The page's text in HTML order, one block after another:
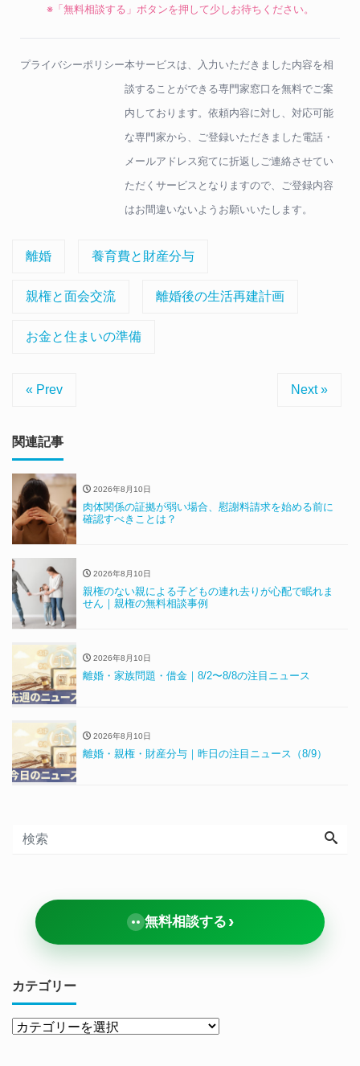
※「無料相談する」ボタンを押して少しお待ちください。
プライバシーポリシー本サービスは、入力いただきました内容を相
談することができる専門家窓口を無料でご案
内しております。依頼内容に対し、対応可能
な専門家から、ご登録いただきました電話・
メールアドレス宛てに折返しご連絡させてい
ただくサービスとなりますので、ご登録内容
はお間違いないようお願いいたします。
離婚 養育費と財産分与
親権と面会交流 離婚後の生活再建計画
お金と住まいの準備
« Prev Next »
関連記事
2026年8月10日
肉体関係の証拠が弱い場合、慰謝料請求を始める前に
確認すべきことは？
2026年8月10日
親権のない親による子どもの連れ去りが心配で眠れま
せん｜親権の無料相談事例
2026年8月10日
離婚・家族問題・借金｜8/2〜8/8の注目ニュース
2026年8月10日
離婚・親権・財産分与｜昨日の注目ニュース（8/9）
無料相談する ›
カテゴリー